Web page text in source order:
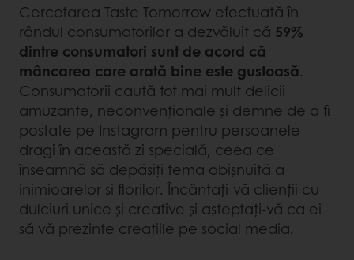
Cercetarea Taste Tomorrow efectuată în
rândul consumatorilor a dezvăluit că 59%
dintre consumatori sunt de acord că
mâncarea care arată bine este gustoasă.
Consumatorii caută tot mai mult delicii
amuzante, neconvenționale și demne de a fi
postate pe Instagram pentru persoanele
dragi în această zi specială, ceea ce
înseamnă să depășiți tema obișnuită a
inimioarelor și florilor. Încântați-vă clienții cu
dulciuri unice și creative și așteptați-vă ca ei
să vă prezinte creațiile pe social media.